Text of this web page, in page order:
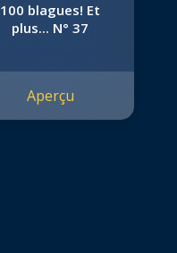
100 blagues! Et
plus... N° 37
Aperçu